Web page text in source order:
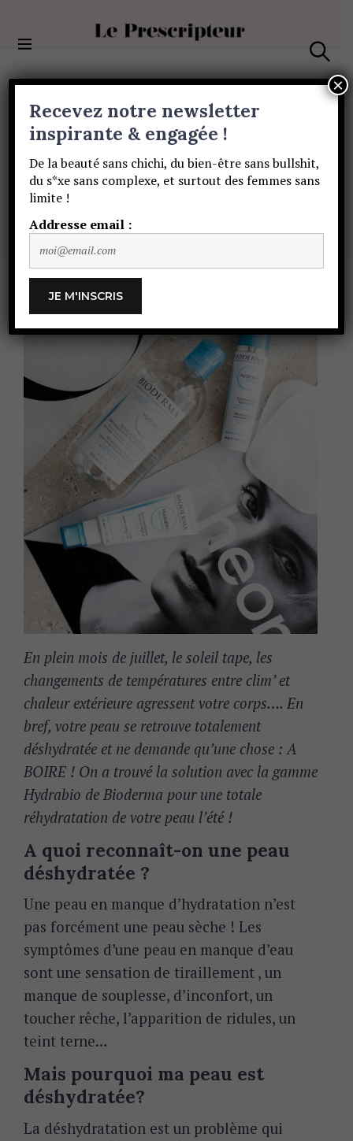
Le Prescripteur
e
a
BEAUTÉ
IlfaitCHAUD,
votrepeauasoif!
CHLOE AUDIGER 13 JUILLET 2019
En plein mois de juillet, le soleil tape, les
changements de températures entre clim’ et
chaleur extérieure agressent votre corps…. En
bref, votre peau se retrouve totalement
déshydratée et ne demande qu’une chose : A
BOIRE ! On a trouvé la solution avec la gamme
Hydrabio de Bioderma pour une totale
réhydratation de votre peau l’été !
A quoi reconnaît-on une peau
déshydratée ?
Une peau en manque d’hydratation n’est
pas forcément une peau sèche ! Les
symptômes d’une peau en manque d’eau
sont une sensation de tiraillement , un
manque de souplesse, d’inconfort, un
toucher rêche, l’apparition de ridules, un
teint terne…
Mais pourquoi ma peau est
déshydratée?
La déshydratation est un problème qui
Recevez notre newsletter
inspirante & engagée !
De la beauté sans chichi, du bien-être sans bullshit,
du s*xe sans complexe, et surtout des femmes sans
limite !
Addresse email :
×